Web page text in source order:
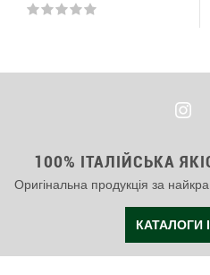
100% ІТАЛІЙСЬКА
Оригінальна продукція за
КАТАЛОГИ